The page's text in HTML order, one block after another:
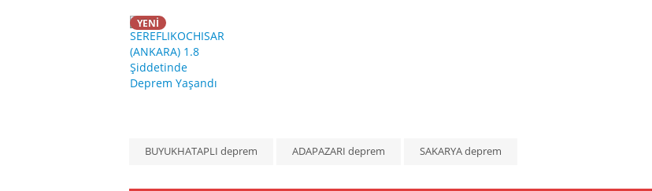
YENİ
BUYUKHATAPLI deprem ADAPAZARI deprem SAKARYA deprem